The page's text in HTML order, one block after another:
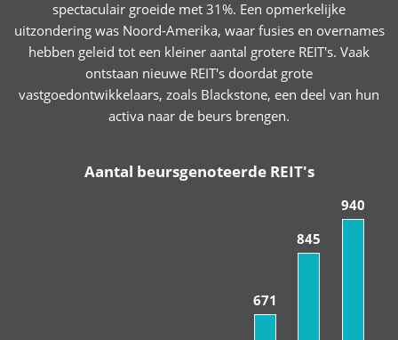
spectaculair groeide met 31%. Een opmerkelijke
uitzondering was Noord-Amerika, waar fusies en overnames
hebben geleid tot een kleiner aantal grotere REIT's. Vaak
ontstaan nieuwe REIT's doordat grote
vastgoedontwikkelaars, zoals Blackstone, een deel van hun
activa naar de beurs brengen.
Aantal beursgenoteerde REIT's
671
845
940